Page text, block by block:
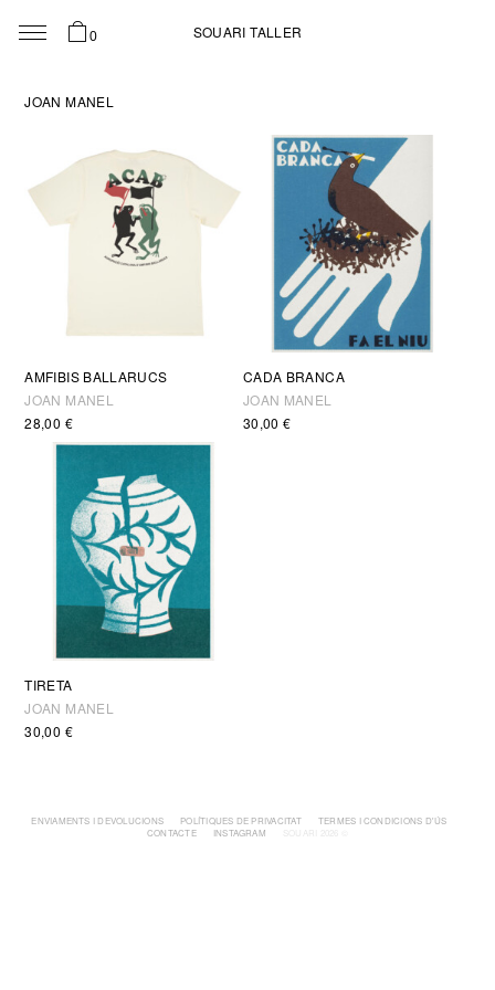
SOUARI TALLER
0
JOAN MANEL
AMFIBIS BALLARUCS
JOAN MANEL
28,00 €
CADA BRANCA
JOAN MANEL
30,00€
TIRETA
JOAN MANEL
30,00 €
ENVIAMENTS I DEVOLUCIONS POLÍTIQUES DE PRIVACITAT
TERMES I CONDICIONS D'ÚS
CONTACTE
INSTAGRAM SOUARI 2026 ©